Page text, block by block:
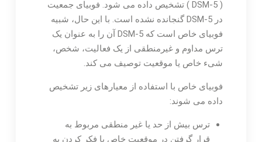
( DSM-5 ) تشخیص داده می شود. فوبیای جمعیت
در DSM-5 گنجانده نشده است. با این حال، شبیه
فوبیای خاص است که DSM-5 آن را به عنوان یک
ترس مداوم و غیرمنطقی از یک فعالیت، شخص،
شیء خاص یا موقعیت توصیف می کند.
فوبیای خاص با استفاده از معیارهای زیر تشخیص
داده می شوند:
ترس بیش از حد یا غیر منطقی مربوط به
قرار گرفتن در موقعیت خاص یا فکر کردن به